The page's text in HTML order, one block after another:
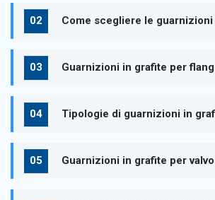
Come scegliere le
Guarnizioni in grafite per
Tipologie di guarnizioni in
Guarnizioni in grafite per